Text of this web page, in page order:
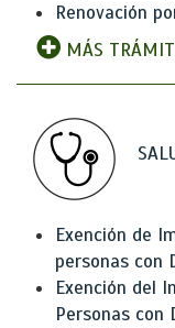
Renovación
MÁS
Exención de
personas con
Exención del
Personas con